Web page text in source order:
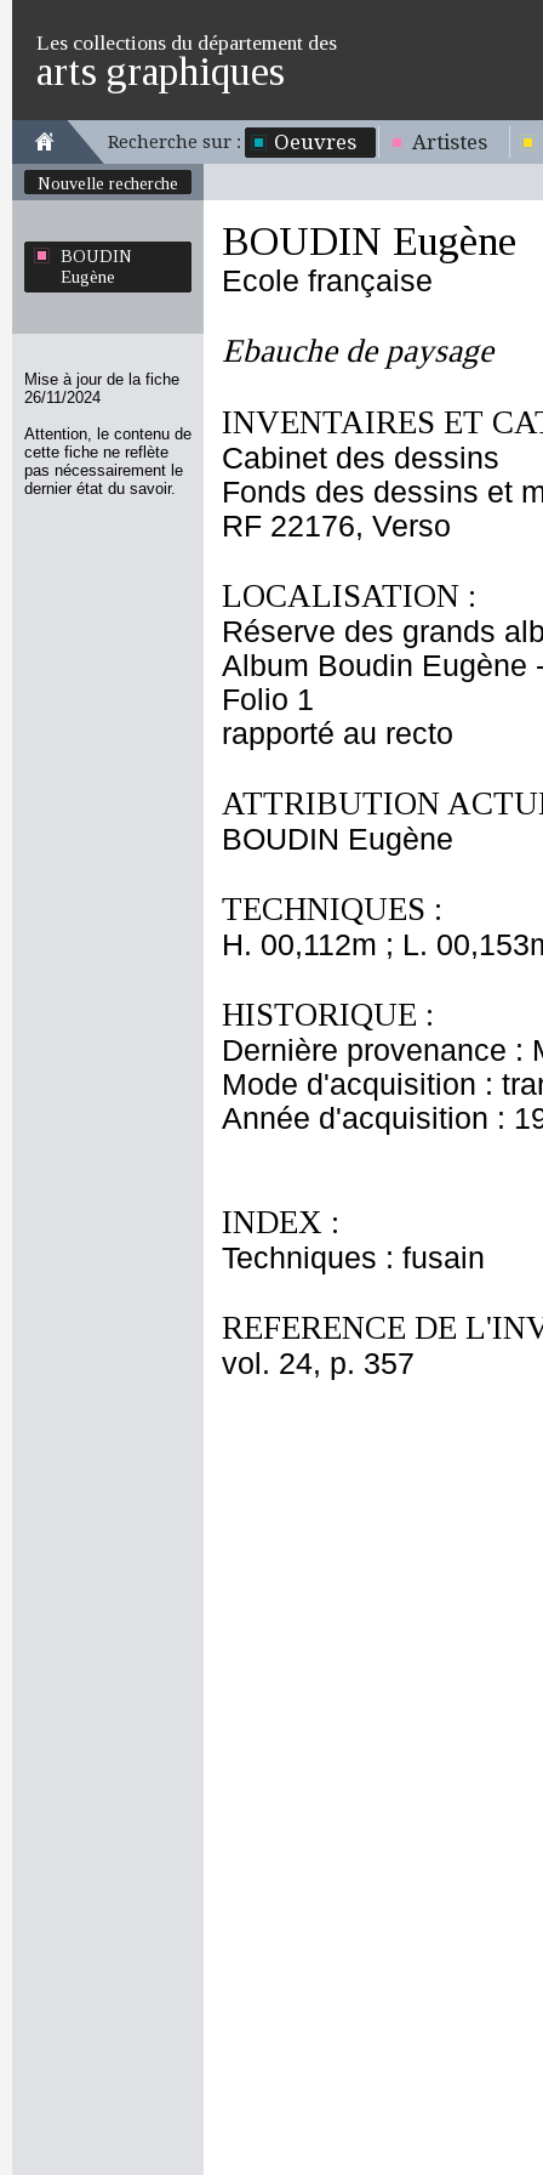
Les collections du département des
arts graphiques
Recherche sur : Oeuvres Artistes
Nouvelle recherche
BOUDIN
Eugène
Mise à jour de la fiche
26/11/2024
Attention, le contenu de
cette fiche ne reflète
pas nécessairement le
dernier état du savoir.
BOUDIN Eugène
Ecole française
Ebauche de paysage
INVENTAIRES ET
Cabinet des dessins
Fonds des dessins et
RF 22176, Verso
LOCALISATION :
Réserve des grands
Album Boudin Eugène
Folio 1
rapporté au recto
ATTRIBUTION
BOUDIN Eugène
TECHNIQUES :
H. 00,112m ; L.
HISTORIQUE :
Dernière provenance :
Mode d'acquisition :
Année d'acquisition :
INDEX :
Techniques : fusain
REFERENCE DE
vol. 24, p. 357